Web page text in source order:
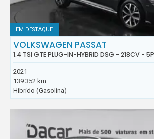
EM DESTAQUE
VOLKSWAGEN PASSAT
1.4 TSI GTE PLUG-IN-HYBRID DSG - 218CV - 5P
2021
139.352 km
Híbrido (Gasolina)